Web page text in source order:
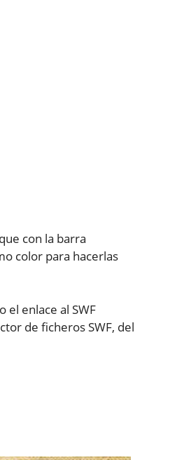
con la barra
color para hacerlas
el enlace al SWF
de ficheros SWF, del